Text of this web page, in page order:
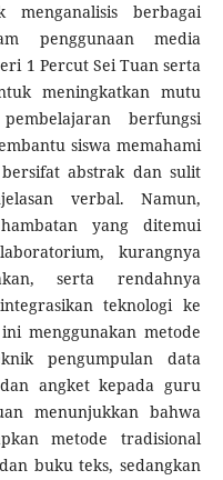
berbagai
penggunaan media
1 Percut Sei Tuan serta
meningkatkan mutu
berfungsi
siswa memahami
abstrak dan sulit
verbal. Namun,
yang ditemui
kurangnya
serta rendahnya
teknologi ke
menggunakan metode
pengumpulan data
angket kepada guru
menunjukkan bahwa
metode tradisional
buku teks, sedangkan